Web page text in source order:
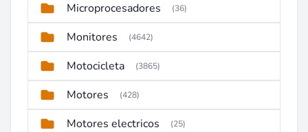
Microprocesadores (36)
Monitores (4642)
Motocicleta (3865)
Motores (428)
Motores electricos (25)